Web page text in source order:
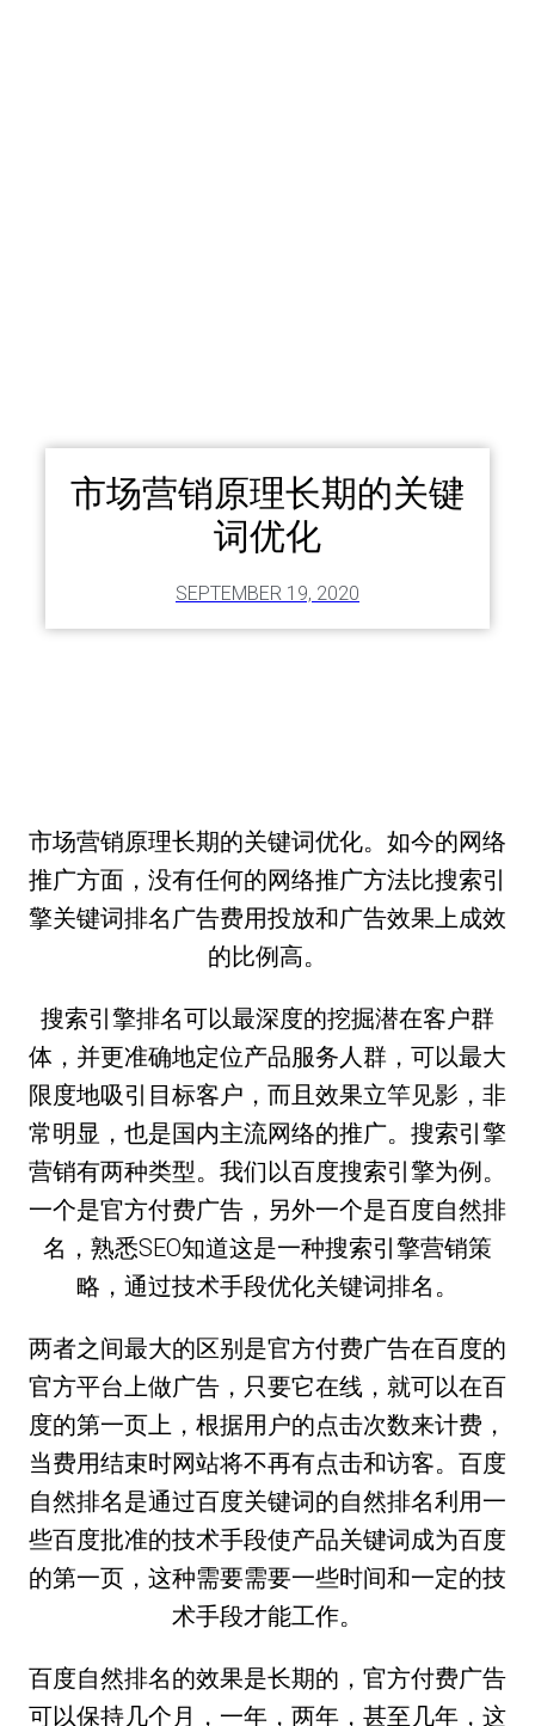
市场营销原理长期的关键
词优化
SEPTEMBER 19, 2020
市场营销原理长期的关键词优化。如今的网络
推广方面，没有任何的网络推广方法比搜索引
擎关键词排名广告费用投放和广告效果上成效
的比例高。
搜索引擎排名可以最深度的挖掘潜在客户群
体，并更准确地定位产品服务人群，可以最大
限度地吸引目标客户，而且效果立竿见影，非
常明显，也是国内主流网络的推广。搜索引擎
营销有两种类型。我们以百度搜索引擎为例。
一个是官方付费广告，另外一个是百度自然排
名，熟悉SEO知道这是一种搜索引擎营销策
略，通过技术手段优化关键词排名。
两者之间最大的区别是官方付费广告在百度的
官方平台上做广告，只要它在线，就可以在百
度的第一页上，根据用户的点击次数来计费，
当费用结束时网站将不再有点击和访客。百度
自然排名是通过百度关键词的自然排名利用一
些百度批准的技术手段使产品关键词成为百度
的第一页，这种需要需要一些时间和一定的技
术手段才能工作。
百度自然排名的效果是长期的，官方付费广告
可以保持几个月，一年，两年，甚至几年，这